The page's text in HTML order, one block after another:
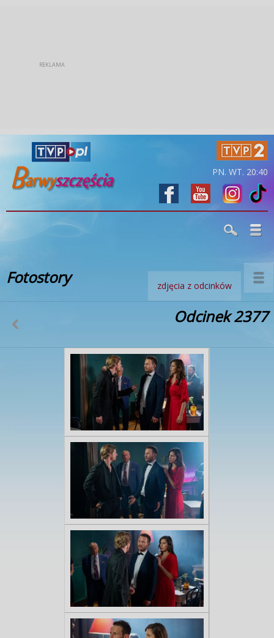
PN. WT. 20:40
Fotostory zdjęcia z odcinków
Odcinek 2377